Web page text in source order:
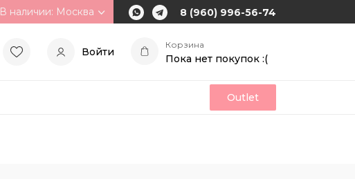
В наличии: Москва 8 (960) 996-56-74
Войти
Корзина
Пока нет покупок :(
Outlet